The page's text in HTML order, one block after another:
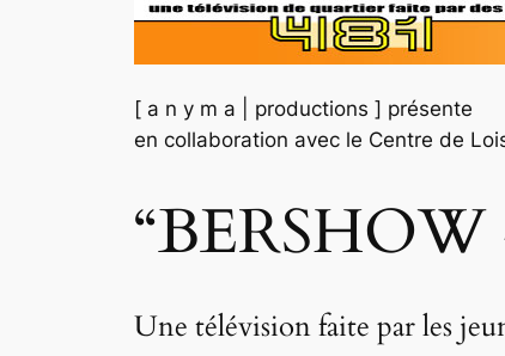
[ a n y m a | productions ] présente
en collaboration avec le Centre de
“BERSHOW
Une télévision faite par les